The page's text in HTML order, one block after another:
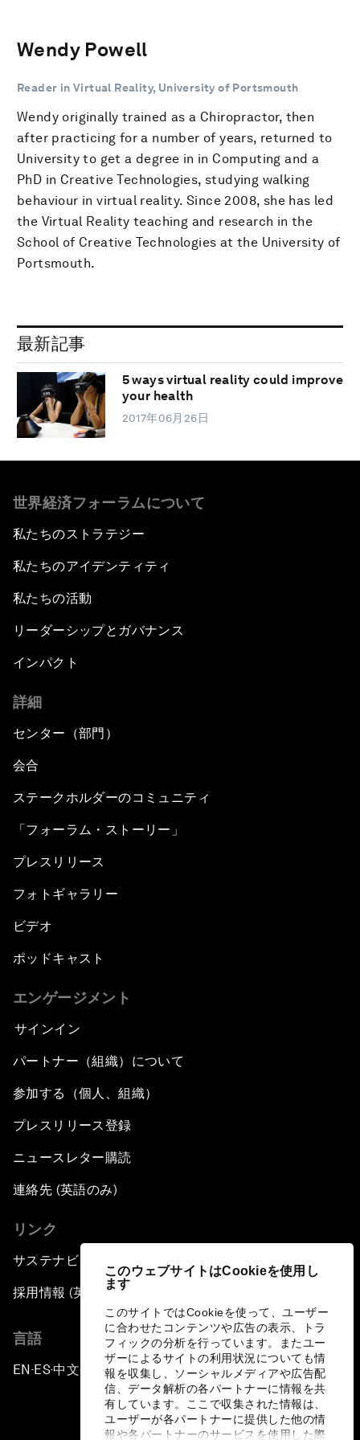
このウェブサイトはCookieを使用し
ます
このサイトではCookieを使って、ユーザー
に合わせたコンテンツや広告の表示、トラ
フィックの分析を行っています。またユー
ザーによるサイトの利用状況についても情
報を収集し、ソーシャルメディアや広告配
信、データ解析の各パートナーに情報を共
有しています。ここで収集された情報は、
ユーザーが各パートナーに提供した他の情
報や各パートナーのサービスを使用した際
Wendy Powell
Reader in Virtual Reality, University of Portsmouth
Wendy originally trained as a Chiropractor, then
after practicing for a number of years, returned to
University to get a degree in in Computing and a
PhD in Creative Technologies, studying walking
behaviour in virtual reality. Since 2008, she has led
the Virtual Reality teaching and research in the
School of Creative Technologies at the University of
Portsmouth.
最新記事
5 ways virtual reality could improve
your health
2017年06月26日
世界経済フォーラムについて
私たちのストラテジー
私たちのアイデンティティ
私たちの活動
リーダーシップとガバナンス
インパクト
詳細
センター（部門）
会合
ステークホルダーのコミュニティ
「フォーラム・ストーリー」
プレスリリース
フォトギャラリー
ビデオ
ポッドキャスト
エンゲージメント
サインイン
パートナー（組織）について
参加する（個人、組織）
プレスリリース登録
ニュースレター購読
連絡先 (英語のみ)
リンク
サステナビリティへの取り組み
採用情報 (英語のみ)
言語
EN ▪ES▪中文▪ 日本語